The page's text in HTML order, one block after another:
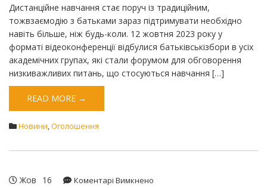
Дистанційне навчання стає поруч із традиційним,
тожвзаємодію з батьками зараз підтримувати необхідно
навіть більше, ніж будь-коли. 12 жовтня 2023 року у
форматі відеоконференції відбулися батьківськізбори в усіх
академічних групах, які стали форумом для обговорення
низкиважливих питань, що стосуються навчання […]
READ MORE →
Новини,Оголошення
Жов 16 Коментарі Вимкнено